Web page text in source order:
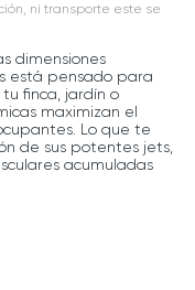
ni transporte este se
dimensiones
está pensado para
finca, jardín o
maximizan el
Lo que te
de sus potentes jets,
acumuladas